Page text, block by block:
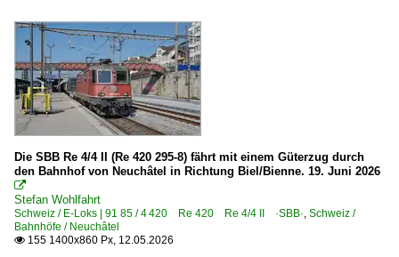
Ae 4/7 ·SBB·
Galerien
Kamblyzug
Personenwagen | ältere Bauart
~ Gepäckwagen D, F, V
Privatbahnen | historisch
TRN ·RVT· Transports Régionaux Neuchâtelois 1999-
Die SBB Re 4/4 II (Re 420 295-8) fährt mit einem Güterzug durch
den Bahnhof von Neuchâtel in Richtung Biel/Bienne. 19. Juni 2026

Stefan Wohlfahrt
Schweiz / E-Loks | 91 85 / 4 420 Re 420 Re 4/4 II ·SBB·, Schweiz /
Bahnhöfe / Neuchâtel
 155 1400x860 Px, 12.05.2026